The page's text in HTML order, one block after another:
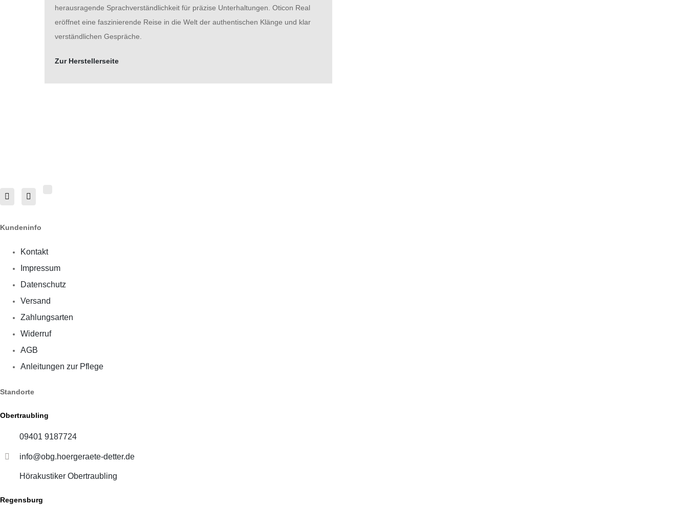
herausragende Sprachverständlichkeit für präzise Unterhaltungen. Oticon Real
eröffnet eine faszinierende Reise in die Welt der authentischen Klänge und klar
verständlichen Gespräche.
Zur Herstellerseite
Kundeninfo
Kontakt
Impressum
Datenschutz
Versand
Zahlungsarten
Widerruf
AGB
Anleitungen zur Pflege
Standorte
Obertraubling
09401 9187724
info@obg.hoergeraete-detter.de
Hörakustiker Obertraubling
Regensburg